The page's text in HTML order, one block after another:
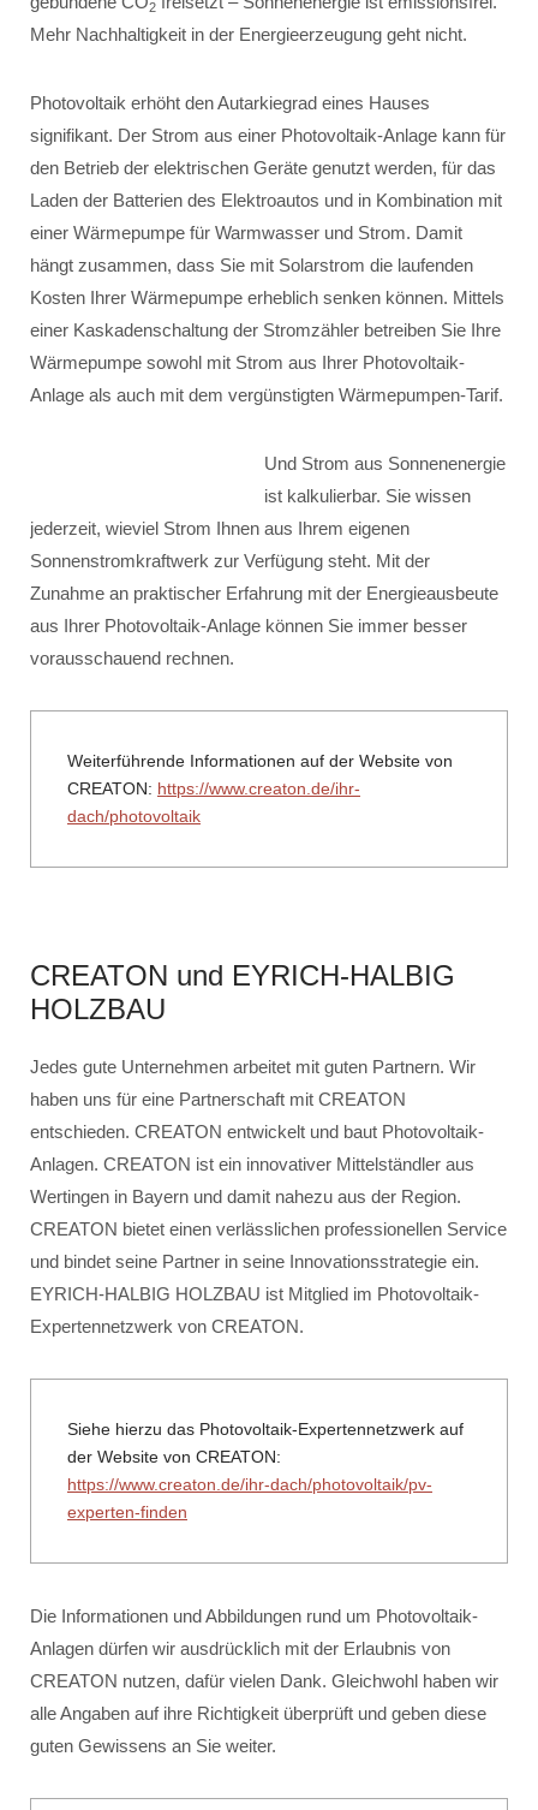
2
Mehr Nachhaltigkeit in der Energieerzeugung geht nicht.
Photovoltaik erhöht den Autarkiegrad eines Hauses
signifikant. Der Strom aus einer Photovoltaik-Anlage kann für
den Betrieb der elektrischen Geräte genutzt werden, für das
Laden der Batterien des Elektroautos und in Kombination mit
einer Wärmepumpe für Warmwasser und Strom. Damit
hängt zusammen, dass Sie mit Solarstrom die laufenden
Kosten Ihrer Wärmepumpe erheblich senken können. Mittels
einer Kaskadenschaltung der Stromzähler betreiben Sie Ihre
Wärmepumpe sowohl mit Strom aus Ihrer Photovoltaik-
Anlage als auch mit dem vergünstigten Wärmepumpen-Tarif.
Und Strom aus Sonnenenergie
ist kalkulierbar. Sie wissen
jederzeit, wieviel Strom Ihnen aus Ihrem eigenen
Sonnenstromkraftwerk zur Verfügung steht. Mit der
Zunahme an praktischer Erfahrung mit der Energieausbeute
aus Ihrer Photovoltaik-Anlage können Sie immer besser
vorausschauend rechnen.
Weiterführende Informationen auf der Website von
CREATON: https://www.creaton.de/ihr-
dach/photovoltaik
CREATON und EYRICH-HALBIG
HOLZBAU
Jedes gute Unternehmen arbeitet mit guten Partnern. Wir
haben uns für eine Partnerschaft mit CREATON
entschieden. CREATON entwickelt und baut Photovoltaik-
Anlagen. CREATON ist ein innovativer Mittelständler aus
Wertingen in Bayern und damit nahezu aus der Region.
CREATON bietet einen verlässlichen professionellen Service
und bindet seine Partner in seine Innovationsstrategie ein.
EYRICH-HALBIG HOLZBAU ist Mitglied im Photovoltaik-
Expertennetzwerk von CREATON.
Siehe hierzu das Photovoltaik-Expertennetzwerk auf
der Website von CREATON:
https://www.creaton.de/ihr-dach/photovoltaik/pv-
experten-finden
Die Informationen und Abbildungen rund um Photovoltaik-
Anlagen dürfen wir ausdrücklich mit der Erlaubnis von
CREATON nutzen, dafür vielen Dank. Gleichwohl haben wir
alle Angaben auf ihre Richtigkeit überprüft und geben diese
guten Gewissens an Sie weiter.